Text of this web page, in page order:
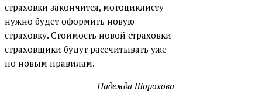
страховки закончится, мотоциклисту
нужно будет оформить новую
страховку. Стоимость новой страховки
страховщики будут рассчитывать уже
по новым правилам.
Надежда Шорохова